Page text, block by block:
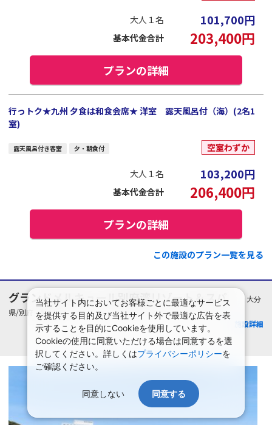
大人１名 101,700円
基本代金合計 203,400円
プランの詳細
行っトク★九州 夕食は和食会席★ 洋室 露天風呂付（海）(2名1
室)
露天風呂付き客室 夕・朝食付 空室わずか
大人１名 103,200円
基本代金合計 206,400円
プランの詳細
この施設のプラン一覧を見る
グランドメルキュール別府湾リゾート＆スパ
大分
県/別府・鉄輪
施設詳細
当社サイト内においてお客様ごとに最適なサービス
を提供する目的及び当社サイト外で最適な広告を表
示することを目的にCookieを使用しています。
Cookieの使用に同意いただける場合は同意するを選
択してください。詳しくはプライバシーポリシーを
ご確認ください。
同意しない 同意する